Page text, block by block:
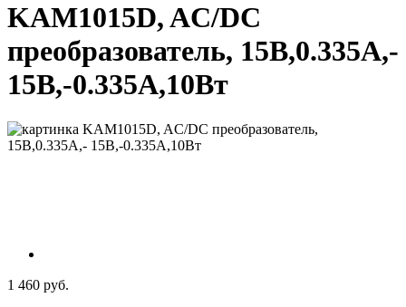
KAM1015D, AC/DC
преобразователь, 15В,0.335А,-
15В,-0.335А,10Вт
1 460 руб.